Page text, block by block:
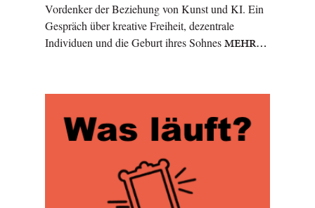
Vordenker der Beziehung von Kunst und KI. Ein
Gespräch über kreative Freiheit, dezentrale
Individuen und die Geburt ihres SohnesMEHR…